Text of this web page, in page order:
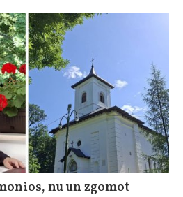
nu un zgomot